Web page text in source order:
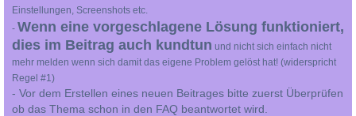
Einstellungen, Screenshots etc.
- Wenn eine vorgeschlagene Lösung funktioniert,
dies im Beitrag auch kundtun und nicht sich einfach nicht
mehr melden wenn sich damit das eigene Problem gelöst hat! (widerspricht
Regel #1)
- Vor dem Erstellen eines neuen Beitrages bitte zuerst Überprüfen
ob das Thema schon in den FAQ beantwortet wird.